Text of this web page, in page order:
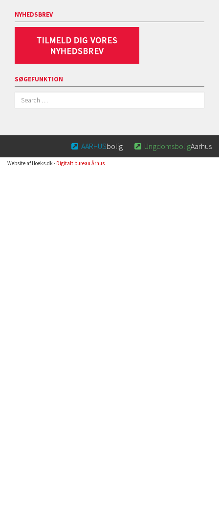
NYHEDSBREV
SØGEFUNKTION
 UngdomsboligAarhus
 AARHUSbolig
Website af Hoeks.dk - Digitalt bureau Århus